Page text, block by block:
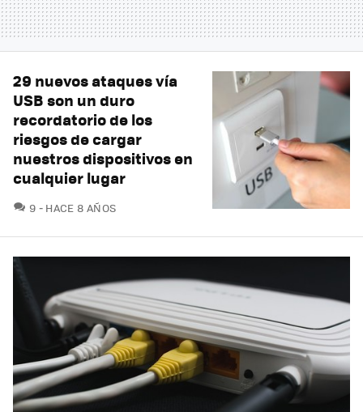
29 nuevos ataques vía
USB son un duro
recordatorio de los
riesgos de cargar
nuestros dispositivos en
cualquier lugar
9 COMENTARIOS
HACE 8 AÑOS